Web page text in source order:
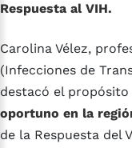
Respuesta al VIH.
Carolina Vélez,
(Infecciones de
destacó el propósito
oportuno en la
de la Respuesta del